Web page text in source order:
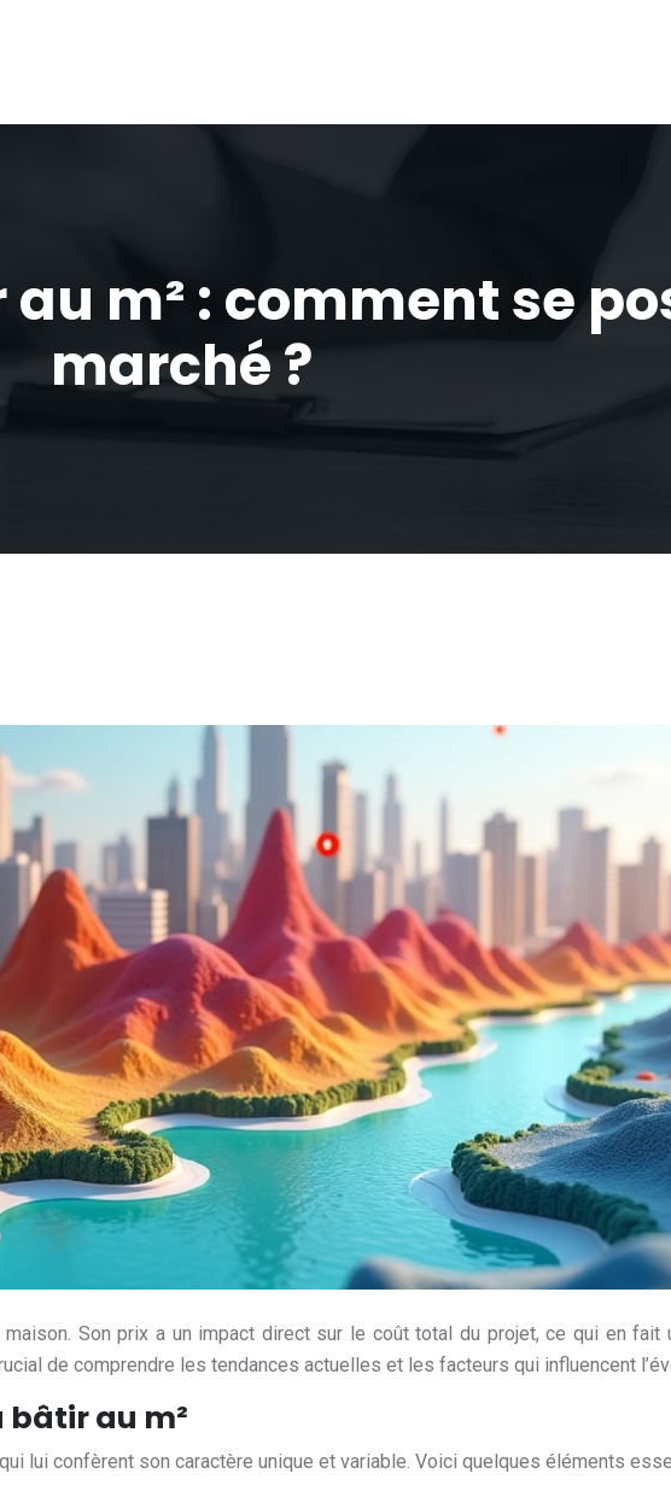
m² : comment se
marché ?
Son prix a un impact direct sur le coût total du projet, ce qui en
de comprendre les tendances actuelles et les facteurs qui influencent
au m²
lui confèrent son caractère unique et variable. Voici quelques éléments